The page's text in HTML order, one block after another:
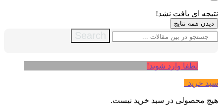
نتیجه ای یافت نشد!
دیدن همه نتایج
Search
لطفا وارد شوید!
سبد خرید
هیچ محصولی در سبد خرید نیست.